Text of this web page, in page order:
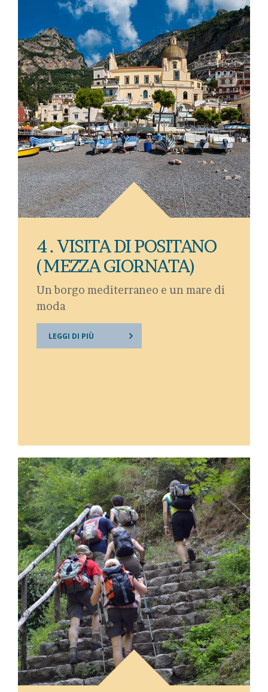
4 . VISITA DI POSITANO
(MEZZA GIORNATA)
Un borgo mediterraneo e un mare di
moda
LEGGI DI PIÙ